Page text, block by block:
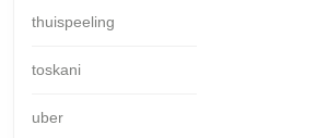
thuispeeling
toskani
uber